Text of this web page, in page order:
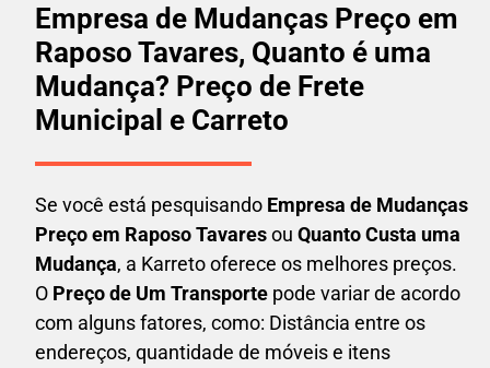
Empresa de Mudanças Preço em
Raposo Tavares, Quanto é uma
Mudança? Preço de Frete
Municipal e Carreto
Se você está pesquisando Empresa de Mudanças
Preço em Raposo Tavaresou Quanto Custa uma
Mudança, a Karreto oferece os melhores preços.
O Preço de Um Transporte pode variar de acordo
com alguns fatores, como: Distância entre os
endereços, quantidade de móveis e itens